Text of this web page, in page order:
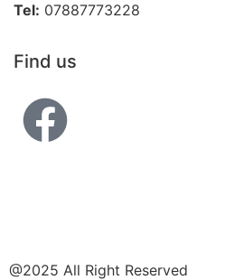
Tel: 07887773228
Find us
@2025 All Right Reserved